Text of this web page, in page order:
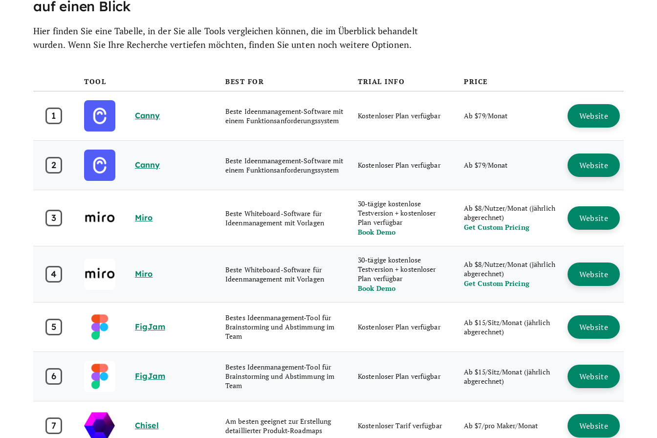
auf einen Blick
Hier finden Sie eine Tabelle, in der Sie alle Tools vergleichen können, die im Überblick behandelt
wurden. Wenn Sie Ihre Recherche vertiefen möchten, finden Sie unten noch weitere Optionen.
TOOL BEST FOR TRIAL INFO PRICE
1 Canny
Beste Ideenmanagement-Software mit
einem Funktionsanforderungssystem
Kostenloser Plan verfügbar Ab $79/Monat Website
2 Canny
Beste Ideenmanagement-Software mit
einem Funktionsanforderungssystem
Kostenloser Plan verfügbar Ab $79/Monat Website
3 Miro
Beste Whiteboard-Software für
Ideenmanagement mit Vorlagen
30-tägige kostenlose
Testversion + kostenloser
Plan verfügbar
Book Demo
Ab $8/Nutzer/Monat (jährlich
abgerechnet)
Get Custom Pricing
Website
4 Miro
Beste Whiteboard-Software für
Ideenmanagement mit Vorlagen
30-tägige kostenlose
Testversion + kostenloser
Plan verfügbar
Book Demo
Ab $8/Nutzer/Monat (jährlich
abgerechnet)
Get Custom Pricing
Website
5 FigJam
Bestes Ideenmanagement-Tool für
Brainstorming und Abstimmung im
Team
Kostenloser Plan verfügbar
Ab $15/Sitz/Monat (jährlich
abgerechnet)
Website
6 FigJam
Bestes Ideenmanagement-Tool für
Brainstorming und Abstimmung im
Team
Kostenloser Plan verfügbar
Ab $15/Sitz/Monat (jährlich
abgerechnet)
Website
7 Chisel
Am besten geeignet zur Erstellung
detaillierter Produkt-Roadmaps
Kostenloser Tarif verfügbar Ab $7/pro Maker/Monat Website